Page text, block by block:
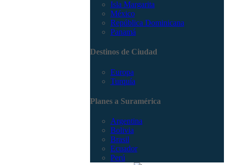
Isla Margarita
México
República Dominicana
Panamá
Destinos de Ciudad
Europa
Turquía
Planes a Suramérica
Argentina
Bolivia
Brasil
Ecuador
Perú